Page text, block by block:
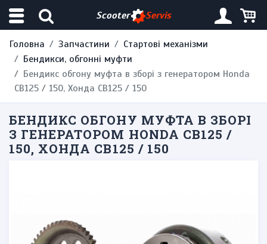
Scooter Servis
Головна Запчастини
Стартові механізми
Бендикси, обгонні муфти
Бендикс обгону муфта в зборі з генератором Honda
CB125 / 150, Хонда CB125 / 150
БЕНДИКС ОБГОНУ МУФТА В ЗБОРІ
З ГЕНЕРАТОРОМ HONDA CB125 /
150, ХОНДА CB125 / 150